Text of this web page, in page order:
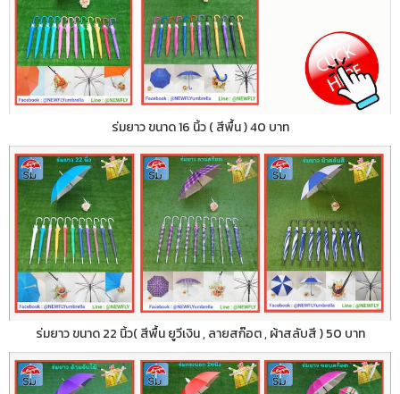
ร่มยาว ขนาด 16 นิ้ว ( สีพื้น ) 40 บาท
ร่มยาว ขนาด 22 นิ้ว( สีพื้น ยูวีเงิน , ลายสก๊อต , ผ้าสลับสี ) 50 บาท